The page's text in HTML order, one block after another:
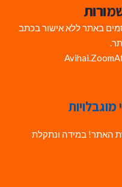
באתר ללא אישור בכתב
האתר! במידה ונתקלת